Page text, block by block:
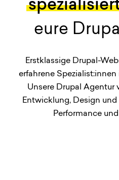
eure
Erstklassige Drupal-
erfahrene
Unsere Drupal Agentur
Entwicklung, Design
Performance